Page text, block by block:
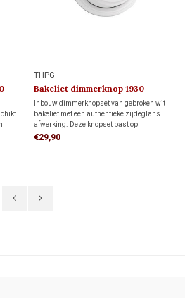
THPG
Bakeliet dimmerknop 1930
Inbouw dimmerknopset van gebroken wit
bakeliet met een authentieke zijdeglans
afwerking. Deze knopset past op
hedendaagse dimmers met een 4 mm
€29,90